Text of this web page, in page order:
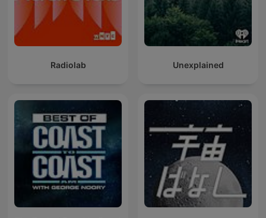
Radiolab Unexplained